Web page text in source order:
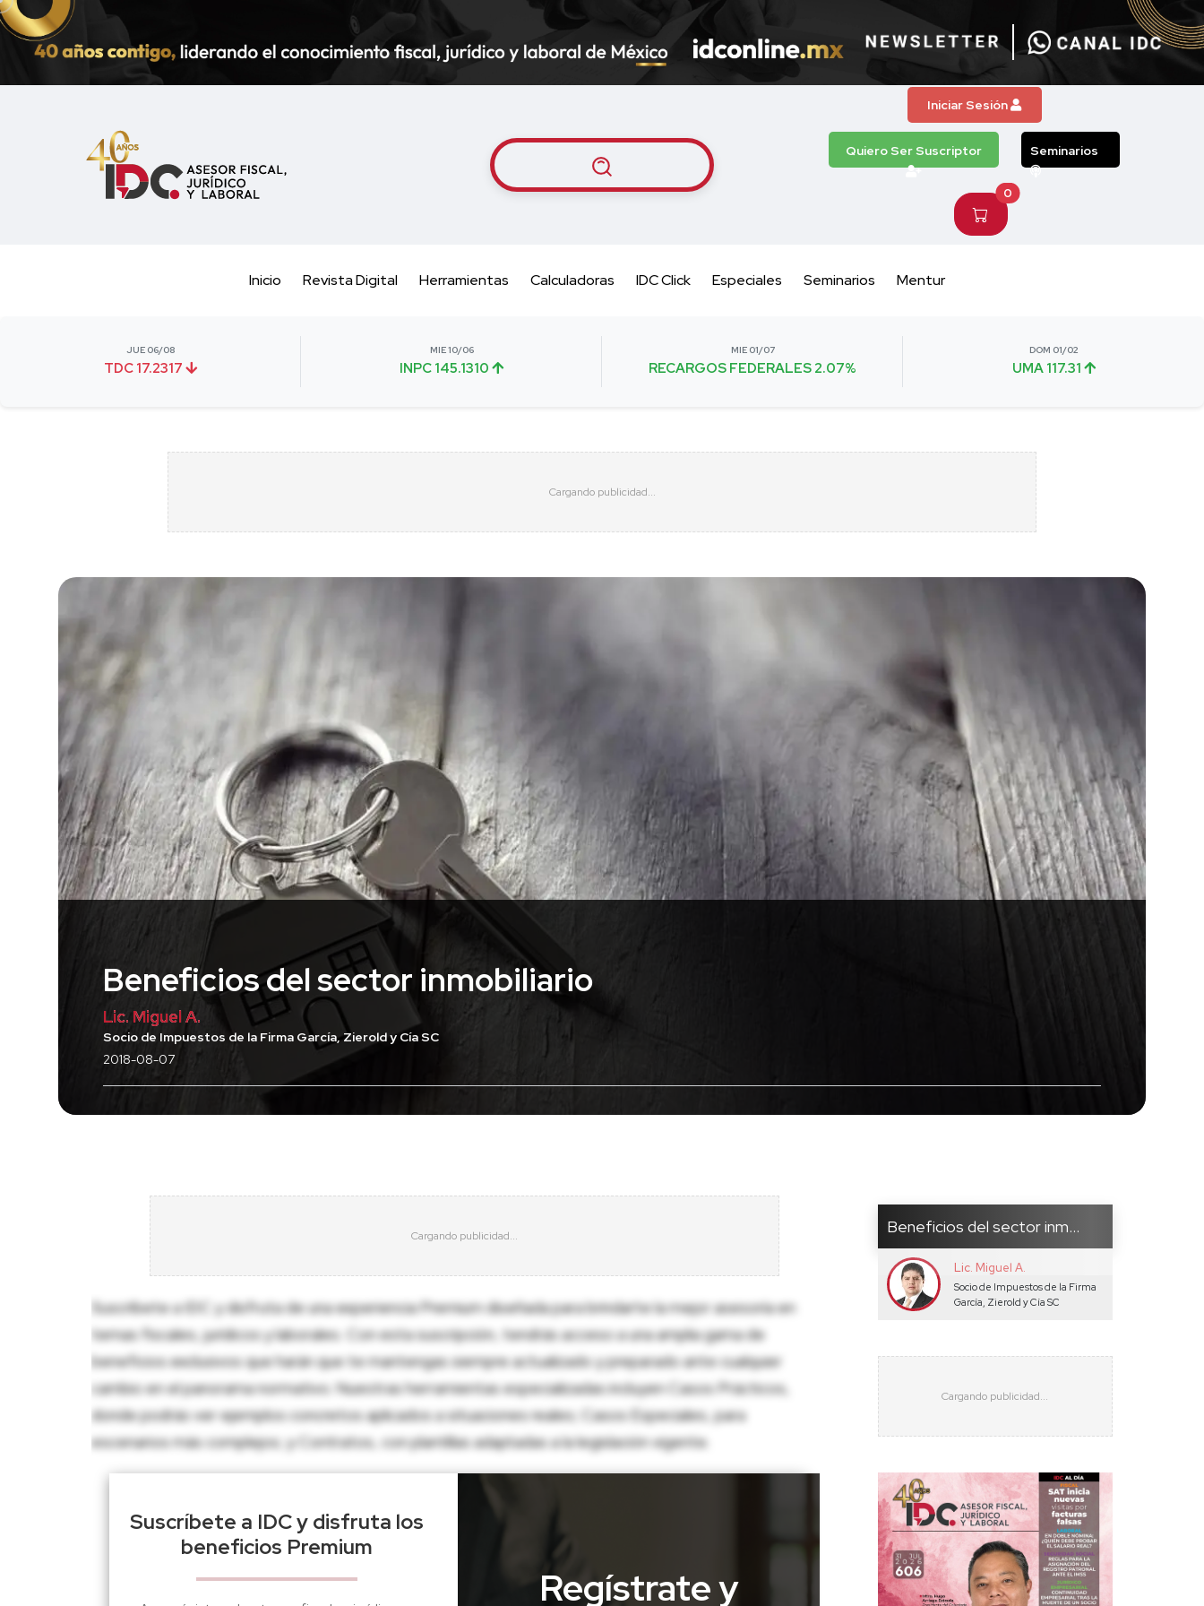
Iniciar Sesión
Quiero Ser Suscriptor Seminarios
0
Inicio Revista Digital Herramientas Calculadoras IDC Click Especiales Seminarios Mentur
JUE 06/08
TDC 17.2317
MIE 10/06
INPC 145.1310
MIE 01/07
RECARGOS FEDERALES 2.07%
DOM 01/02
UMA 117.31
Beneficios del sector inmobiliario
Lic. Miguel A.
Socio de Impuestos de la Firma García, Zierold y Cía SC
2018-08-07
Suscríbete a IDC y disfruta de una experiencia Premium diseñada para brindarte la mejor asesoría en
temas fiscales, jurídicos y laborales. Con esta suscripción, tendrás acceso a una amplia gama de
beneficios exclusivos que harán que te mantengas siempre actualizado y preparado ante cualquier
cambio en el panorama normativo. Nuestras herramientas especializadas incluyen Casos Prácticos,
donde podrás ver ejemplos concretos aplicados a situaciones reales; Casos Especiales, para
escenarios más complejos; y Contratos, con plantillas adaptadas a la legislación vigente.
Suscríbete a IDC y disfruta los
beneficios Premium
Regístrate y
Beneficios del sector inm...
Lic. Miguel A.
Socio de Impuestos de la Firma
García, Zierold y Cía SC